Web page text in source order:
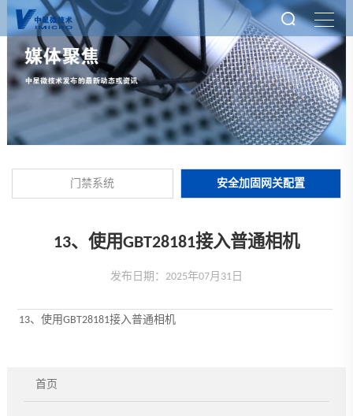
门禁系统 安全加固网关配置
13、使用GBT28181接入普通相机
发布日期：2025年07月31日
13、使用GBT28181接入普通相机
首页